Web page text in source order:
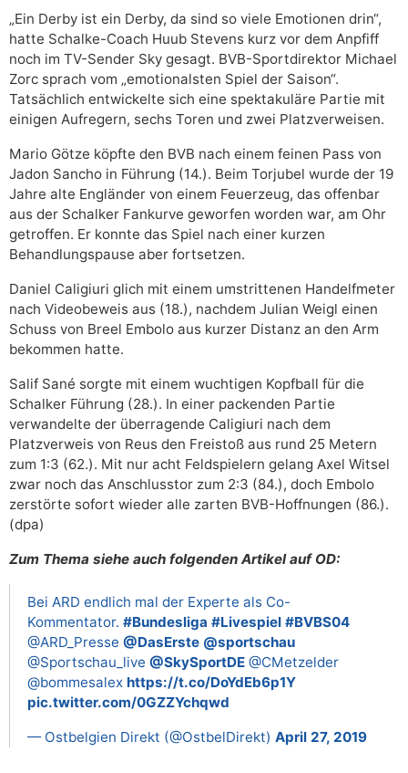
„Ein Derby ist ein Derby, da sind so viele Emotionen drin“,
hatte Schalke-Coach Huub Stevens kurz vor dem Anpfiff
noch im TV-Sender Sky gesagt. BVB-Sportdirektor Michael
Zorc sprach vom „emotionalsten Spiel der Saison“.
Tatsächlich entwickelte sich eine spektakuläre Partie mit
einigen Aufregern, sechs Toren und zwei Platzverweisen.
Mario Götze köpfte den BVB nach einem feinen Pass von
Jadon Sancho in Führung (14.). Beim Torjubel wurde der 19
Jahre alte Engländer von einem Feuerzeug, das offenbar
aus der Schalker Fankurve geworfen worden war, am Ohr
getroffen. Er konnte das Spiel nach einer kurzen
Behandlungspause aber fortsetzen.
Daniel Caligiuri glich mit einem umstrittenen Handelfmeter
nach Videobeweis aus (18.), nachdem Julian Weigl einen
Schuss von Breel Embolo aus kurzer Distanz an den Arm
bekommen hatte.
Salif Sané sorgte mit einem wuchtigen Kopfball für die
Schalker Führung (28.). In einer packenden Partie
verwandelte der überragende Caligiuri nach dem
Platzverweis von Reus den Freistoß aus rund 25 Metern
zum 1:3 (62.). Mit nur acht Feldspielern gelang Axel Witsel
zwar noch das Anschlusstor zum 2:3 (84.), doch Embolo
zerstörte sofort wieder alle zarten BVB-Hoffnungen (86.).
(dpa)
Zum Thema siehe auch folgenden Artikel auf OD:
Bei ARD endlich mal der Experte als Co-
Kommentator. #Bundesliga #Livespiel #BVBS04
@ARD_Presse @DasErste @sportschau
@Sportschau_live @SkySportDE @CMetzelder
@bommesalex https://t.co/DoYdEb6p1Y
pic.twitter.com/0GZZYchqwd
— Ostbelgien Direkt (@OstbelDirekt) April 27, 2019